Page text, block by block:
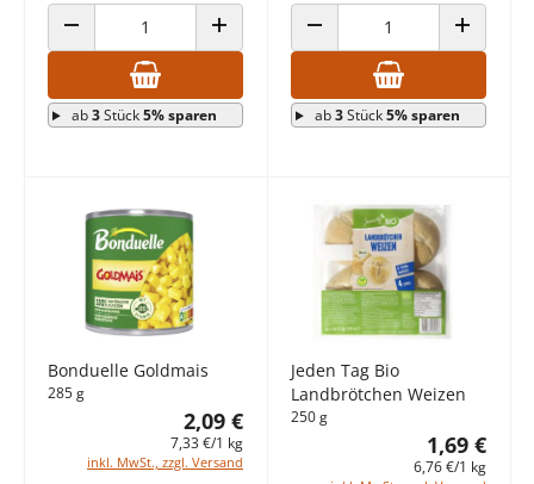
ANZAHL VERRINGERN ANZAHL ERHÖHEN
ab3Stück5% sparen
ANZAHL VERRINGERN ANZAHL
ab3Stück5% sparen
Bonduelle Goldmais
285 g
2,09 €
7,33 €/1 kg
inkl. MwSt., zzgl. Versand
Jeden Tag Bio
Landbrötchen Weizen
250 g
1,69 €
6,76 €/1 kg